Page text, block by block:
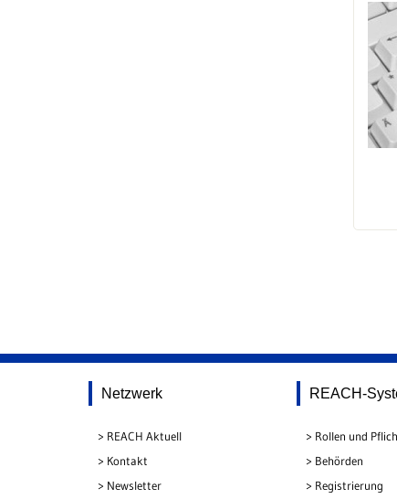
Netzwerk
REACH Aktuell
Kontakt
Newsletter
REACH-
Rollen und
Behörden
Registrierung